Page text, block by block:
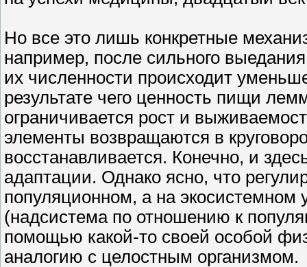
Но все это лишь конкретные
например, после сильного
их численности происходит
результате чего ценность пищи
ограничивается рост и
элементы возвращаются в
восстанавливается. Конечно, и
адаптации. Однако ясно, что
популяционном, а на экосистемном
(надсистема по отношению к
помощью какой-то своей особой
аналогию с целостным организмом.